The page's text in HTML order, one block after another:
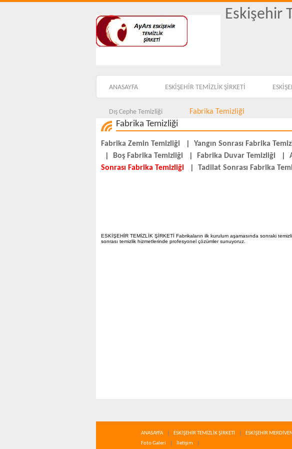
Eskişehir
ANASAYFA ESKİŞEHİR TEMİZLİK ŞİRKETİ
Dış Cephe Temizliği Fabrika Temizliği
Fabrika Temizliği
Fabrika Zemin Temizliği Yangın Sonrası Fabrika
Boş Fabrika Temizliği Fabrika Duvar Temizliği
Sonrası Fabrika Temizliği
Tadilat Sonrası Fabrika
ESKİŞEHİR TEMİZLİK ŞİRKETİ Fabrikaların ilk kurulum aşamasında sonraki
sonrası temizlik hizmetlerinde profesyonel çözümler sunuyoruz.
ANASAYFA ESKİŞEHİR TEMİZLİK ŞİRKETİ ESKİŞEHİR
Foto Galeri
İletişim